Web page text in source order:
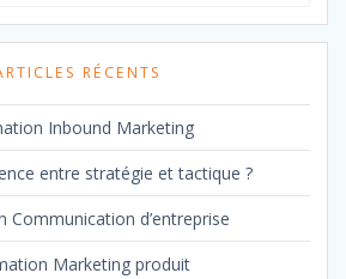
:
RÉCENTS
Inbound Marketing
entre stratégie et tactique ?
Communication d’entreprise
Marketing produit